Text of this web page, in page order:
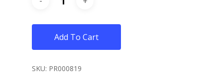
Add To Cart
SKU: PR000819